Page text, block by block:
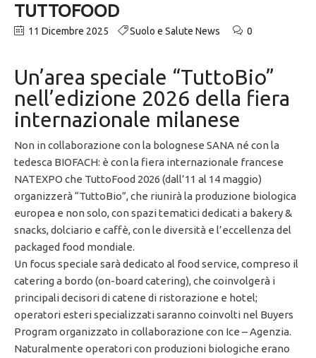
TUTTOFOOD
11 Dicembre 2025 Suolo e Salute News 0
Un’area speciale “TuttoBio”
nell’edizione 2026 della fiera
internazionale milanese
Non in collaborazione con la bolognese SANA né con la
tedesca BIOFACH: è con la fiera internazionale francese
NATEXPO che TuttoFood 2026 (dall’11 al 14 maggio)
organizzerà “TuttoBio”, che riunirà la produzione biologica
europea e non solo, con spazi tematici dedicati a bakery &
snacks, dolciario e caffè, con le diversità e l’eccellenza del
packaged food mondiale.
Un focus speciale sarà dedicato al food service, compreso il
catering a bordo (on-board catering), che coinvolgerà i
principali decisori di catene di ristorazione e hotel;
operatori esteri specializzati saranno coinvolti nel Buyers
Program organizzato in collaborazione con Ice – Agenzia.
Naturalmente operatori con produzioni biologiche erano